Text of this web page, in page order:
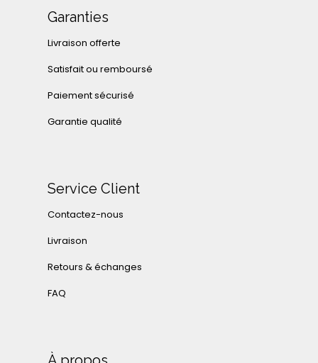
Garanties
Livraison offerte
Satisfait ou remboursé
Paiement sécurisé
Garantie qualité
Service Client
Contactez-nous
Livraison
Retours & échanges
FAQ